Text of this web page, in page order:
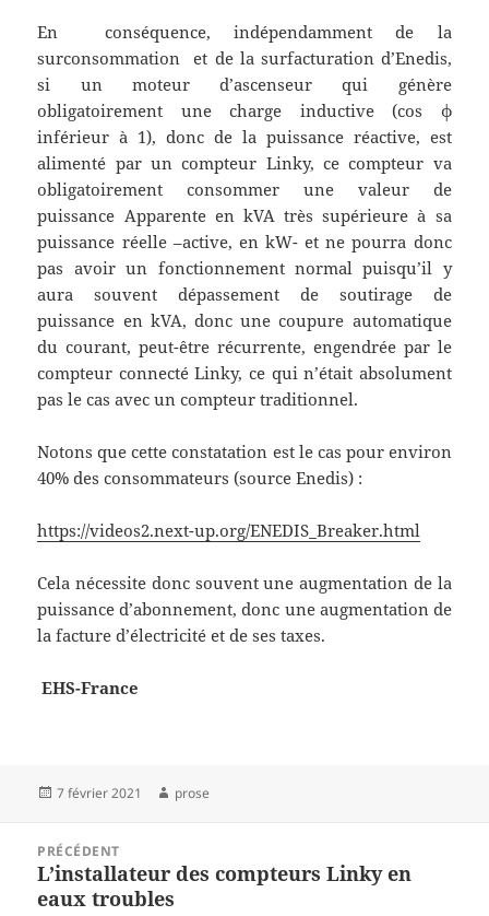
En conséquence, indépendamment de la
surconsommation et de la surfacturation d’Enedis,
si un moteur d’ascenseur qui génère
obligatoirement une charge inductive (cos φ
inférieur à 1), donc de la puissance réactive, est
alimenté par un compteur Linky, ce compteur va
obligatoirement consommer une valeur de
puissance Apparente en kVA très supérieure à sa
puissance réelle –active, en kW- et ne pourra donc
pas avoir un fonctionnement normal puisqu’il y
aura souvent dépassement de soutirage de
puissance en kVA, donc une coupure automatique
du courant, peut-être récurrente, engendrée par le
compteur connecté Linky, ce qui n’était absolument
pas le cas avec un compteur traditionnel.
Notons que cette constatation est le cas pour environ
40% des consommateurs (source Enedis) :
https://videos2.next-up.org/ENEDIS_Breaker.html
Cela nécessite donc souvent une augmentation de la
puissance d’abonnement, donc une augmentation de
la facture d’électricité et de ses taxes.
EHS-France
Publié
7 février 2021 Auteur
prose
l’article
PRÉCÉDENT
Article
précédent :
L’installateur des compteurs Linky en
eaux troubles